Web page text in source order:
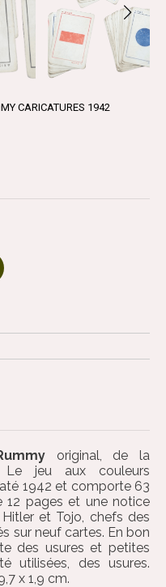
CARICATURES 1942
original, de la
Le jeu aux couleurs
1942 et comporte 63
12 pages et une notice
et Tojo, chefs des
sur neuf cartes. En bon
des usures et petites
utilisées, des usures.
x 1,9 cm.